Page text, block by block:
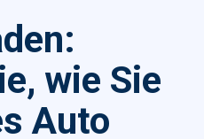
wie Sie
Auto